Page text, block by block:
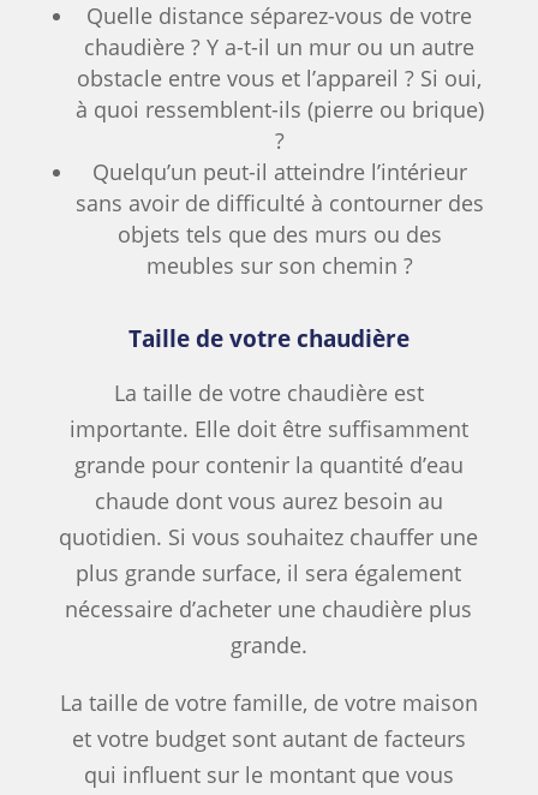
Quelle distance séparez-vous de votre
chaudière ? Y a-t-il un mur ou un autre
obstacle entre vous et l’appareil ? Si oui,
à quoi ressemblent-ils (pierre ou brique)
?
Quelqu’un peut-il atteindre l’intérieur
sans avoir de difficulté à contourner des
objets tels que des murs ou des
meubles sur son chemin ?
Taille de votre chaudière
La taille de votre chaudière est
importante. Elle doit être suffisamment
grande pour contenir la quantité d’eau
chaude dont vous aurez besoin au
quotidien. Si vous souhaitez chauffer une
plus grande surface, il sera également
nécessaire d’acheter une chaudière plus
grande.
La taille de votre famille, de votre maison
et votre budget sont autant de facteurs
qui influent sur le montant que vous